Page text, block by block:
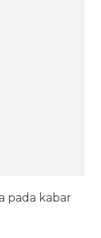
pada kabar